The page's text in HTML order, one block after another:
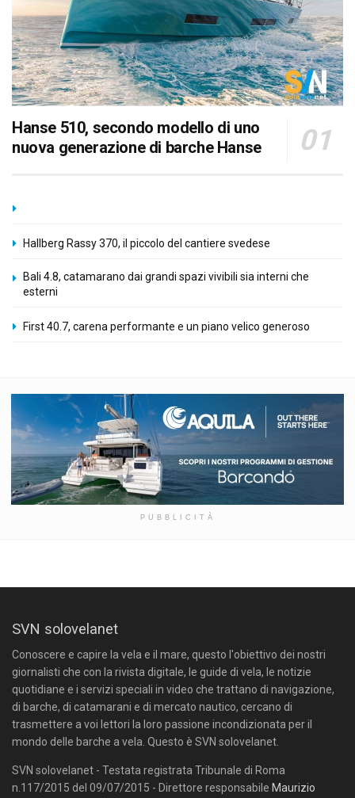
Hanse 510, secondo modello di uno
nuova generazione di barche Hanse
Hallberg Rassy 370, il piccolo del cantiere svedese
Bali 4.8, catamarano dai grandi spazi vivibili sia interni che
esterni
First 40.7, carena performante e un piano velico generoso
PUBBLICITÀ
SVN solovelanet
Conoscere e capire la vela e il mare, questo l'obiettivo dei nostri
giornalisti che con la rivista digitale, le guide di vela, le notizie
quotidiane e i servizi speciali in video che trattano di navigazione,
di barche, di catamarani e di mercato nautico, cercano di
trasmettere a voi lettori la loro passione incondizionata per il
mondo delle barche a vela. Questo è SVN solovelanet.
SVN solovelanet - Testata registrata Tribunale di Roma
n.117/2015 del 09/07/2015 - Direttore responsabile Maurizio